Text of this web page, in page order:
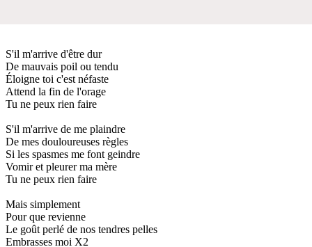
S'il m'arrive d'être dur
De mauvais poil ou tendu
Éloigne toi c'est néfaste
Attend la fin de l'orage
Tu ne peux rien faire
S'il m'arrive de me plaindre
De mes douloureuses règles
Si les spasmes me font geindre
Vomir et pleurer ma mère
Tu ne peux rien faire
Mais simplement
Pour que revienne
Le goût perlé de nos tendres pelles
Embrasses moi X2